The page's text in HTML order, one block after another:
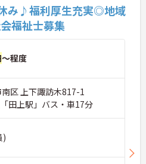
み♪福利厚生充実◎地域
福祉士募集
～程度
区 上下諏訪木817-1
田上駅」バス・車17分
)